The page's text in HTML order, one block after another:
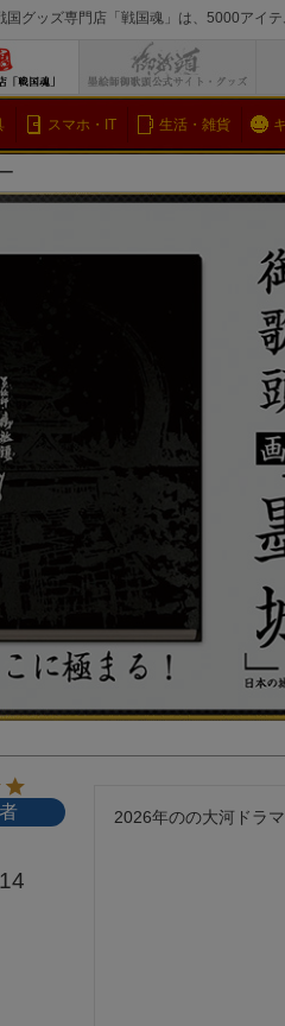
国グッズ専門店「戦国魂」は、5000アイ
検索
スマホ・IT 生活・雑貨
2026年のの大河ドラ